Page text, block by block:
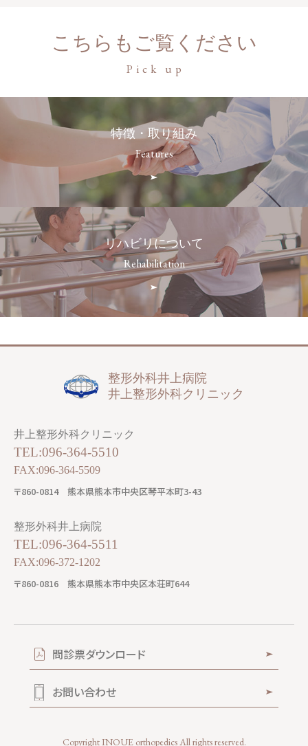
こちらもご覧ください
Pick up
特徴・取り組み
Features
リハビリについて
Rehabilitation
整形外科井上病院
井上整形外科クリニック
井上整形外科クリニック
TEL:096-364-5510
FAX:096-364-5509
〒860-0814 熊本県熊本市中央区琴平本町3-43
整形外科井上病院
TEL:096-364-5511
FAX:096-372-1202
〒860-0816 熊本県熊本市中央区本荘町644
問診票ダウンロード
お問い合わせ
Copyright INOUE orthopedics All rights reserved.